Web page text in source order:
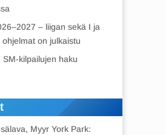
– liigan sekä I ja
on julkaistu
SM-kilpailujen haku
Myyr York Park: